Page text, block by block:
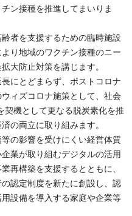
ン接種を推進してまいりま
者を支援するための臨時施設
り地域のワクチン接種のニー
大防止対策を講じます。
にとどまらず、ポストコロナ
ィズコロナ施策として、社会
契機として更なる脱炭素化を推
の両立に取り組みます。
の影響を受けにくい経営体質
業が取り組むデジタルの活用
再構築を支援するとともに、
認定制度を新たに創設し、認
設備を導入する家庭や企業等